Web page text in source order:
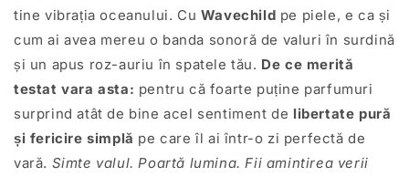
tine vibrația oceanului. Cu Wavechild pe piele, e ca și
cum ai avea mereu o banda sonoră de valuri în surdină
și un apus roz-auriu în spatele tău. De ce merită
testat vara asta: pentru că foarte puține parfumuri
surprind atât de bine acel sentiment de libertate pură
și fericire simplă pe care îl ai într-o zi perfectă de
vară. Simte valul. Poartă lumina. Fii amintirea verii